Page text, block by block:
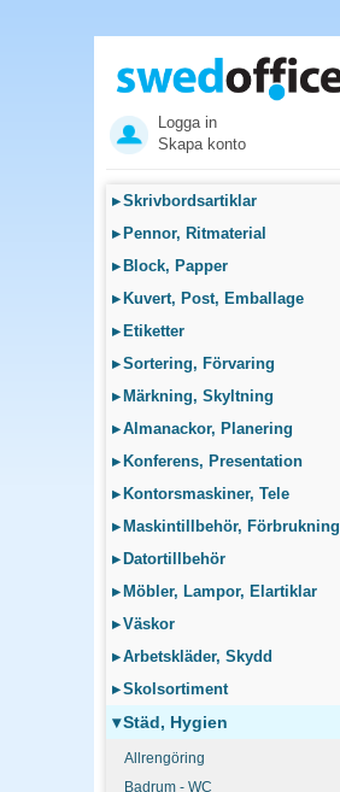
Logga in
Skapa konto
▸Skrivbordsartiklar
▸ Pennor, Ritmaterial
▸ Block, Papper
▸ Kuvert, Post, Emballage
▸ Etiketter
▸Sortering, Förvaring
▸ Märkning, Skyltning
▸Almanackor, Planering
▸ Konferens, Presentation
▸ Kontorsmaskiner, Tele
▸ Maskintillbehör, Förbrukning
▸ Datortillbehör
▸ Möbler, Lampor, Elartiklar
▸Väskor
▸Arbetskläder, Skydd
▸Skolsortiment
▾Städ, Hygien
Allrengöring
Badrum - WC